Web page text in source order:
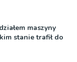
maszyny
stanie trafił do